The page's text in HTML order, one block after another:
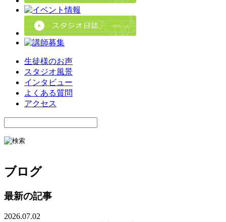
生徒様のお声
スタジオ風景
インタビュー
よくある質問
アクセス
ブログ
最新の記事
2026.07.02